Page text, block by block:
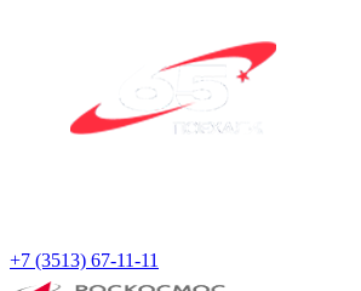
+7 (3513) 67-11-11